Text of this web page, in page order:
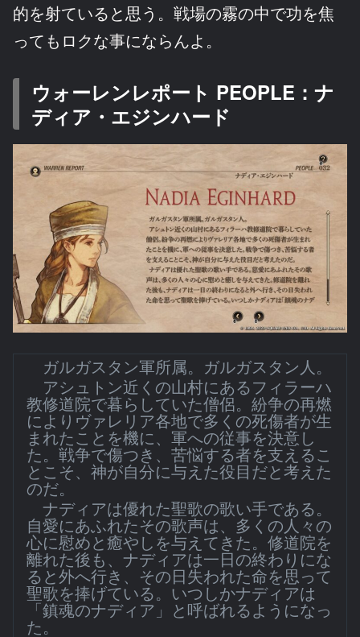
的を射ていると思う。戦場の霧の中で功を焦
ってもロクな事にならんよ。
ウォーレンレポート PEOPLE：ナ
ディア・エジンハード
ガルガスタン軍所属。ガルガスタン人。
アシュトン近くの山村にあるフィラーハ
教修道院で暮らしていた僧侶。紛争の再燃
によりヴァレリア各地で多くの死傷者が生
まれたことを機に、軍への従事を決意し
た。戦争で傷つき、苦悩する者を支えるこ
とこそ、神が自分に与えた役目だと考えた
のだ。
ナディアは優れた聖歌の歌い手である。
自愛にあふれたその歌声は、多くの人々の
心に慰めと癒やしを与えてきた。修道院を
離れた後も、ナディアは一日の終わりにな
ると外へ行き、その日失われた命を思って
聖歌を捧げている。いつしかナディアは
「鎮魂のナディア」と呼ばれるようになっ
た。